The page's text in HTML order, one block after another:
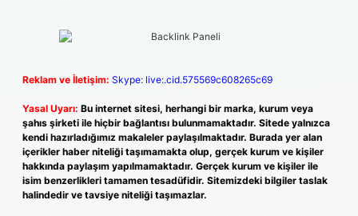
Reklam ve İletişim: Skype: live:.cid.575569c608265c69
Yasal Uyarı: Bu internet sitesi, herhangi bir marka, kurum veya
şahıs şirketi ile hiçbir bağlantısı bulunmamaktadır. Sitede yalnızca
kendi hazırladığımız makaleler paylaşılmaktadır. Burada yer alan
içerikler haber niteliği taşımamakta olup, gerçek kurum ve kişiler
hakkında paylaşım yapılmamaktadır. Gerçek kurum ve kişiler ile
isim benzerlikleri tamamen tesadüfidir. Sitemizdeki bilgiler taslak
halindedir ve tavsiye niteliği taşımazlar.